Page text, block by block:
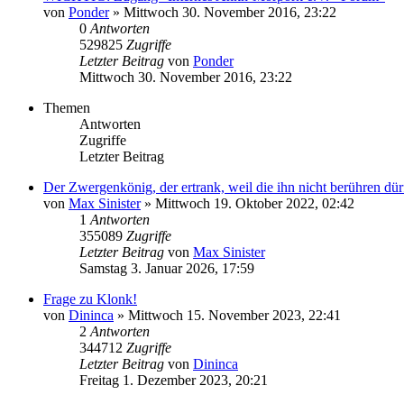
von Ponder» Mittwoch 30. November 2016, 23:22
0 Antworten
529825 Zugriffe
Letzter Beitrag von Ponder
Mittwoch 30. November 2016, 23:22
Themen
Antworten
Zugriffe
Letzter Beitrag
Der Zwergenkönig, der ertrank, weil die ihn nicht berühren
von Max Sinister» Mittwoch 19. Oktober 2022, 02:42
1 Antworten
355089 Zugriffe
Letzter Beitrag von Max Sinister
Samstag 3. Januar 2026, 17:59
Frage zu Klonk!
von Dininca » Mittwoch 15. November 2023, 22:41
2 Antworten
344712 Zugriffe
Letzter Beitrag von Dininca
Freitag 1. Dezember 2023, 20:21